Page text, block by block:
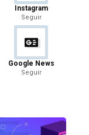
Instagram
Seguir
Google News
Seguir